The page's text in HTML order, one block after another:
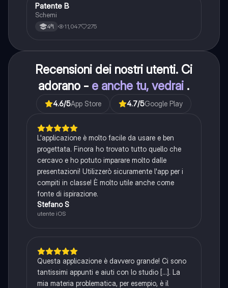
Altro
Patente B
Schemi
4ªl 11,047 275
Recensioni dei nostri utenti. Ci
adorano - e anche tu, vedrai .
4.6/5App Store 4.7/5Google Play
L'applicazione è molto facile da usare e ben
progettata. Finora ho trovato tutto quello che
cercavo e ho potuto imparare molto dalle
presentazioni! Utilizzerò sicuramente l'app per i
compiti in classe! È molto utile anche come
fonte di ispirazione.
Stefano S
utente iOS
Questa applicazione è davvero grande! Ci sono
tantissimi appunti e aiuti con lo studio [...]. La
mia materia problematica, per esempio, è il